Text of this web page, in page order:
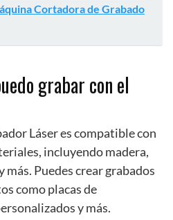
Cortadora de Grabado
grabar con el
Láser es compatible con
incluyendo madera,
Puedes crear grabados
como placas de
y más.